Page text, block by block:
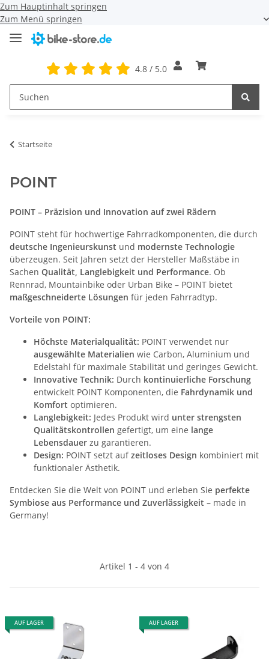
Zum Hauptinhalt springen
Zum Menü springen
4.8 / 5.0
Startseite
POINT
POINT – Präzision und Innovation auf zwei Rädern
POINT steht für hochwertige Fahrradkomponenten, die durch
deutsche Ingenieurskunst und modernste Technologie
überzeugen. Seit Jahren setzt der Hersteller Maßstäbe in
Sachen Qualität, Langlebigkeit und Performance. Ob
Rennrad, Mountainbike oder Urban Bike – POINT bietet
maßgeschneiderte Lösungen für jeden Fahrradtyp.
Vorteile von POINT:
Höchste Materialqualität: POINT verwendet nur
ausgewählte Materialien wie Carbon, Aluminium und
Edelstahl für maximale Stabilität und geringes Gewicht.
Innovative Technik: Durch kontinuierliche Forschung
entwickelt POINT Komponenten, die Fahrdynamik und
Komfort optimieren.
Langlebigkeit: Jedes Produkt wird unter strengsten
Qualitätskontrollen gefertigt, um eine lange
Lebensdauer zu garantieren.
Design: POINT setzt aufzeitloses Design kombiniert mit
funktionaler Ästhetik.
Entdecken Sie die Welt von POINT und erleben Sie perfekte
Symbiose aus Performance und Zuverlässigkeit – made in
Germany!
Artikel 1 - 4 von 4
AUF LAGER AUF LAGER